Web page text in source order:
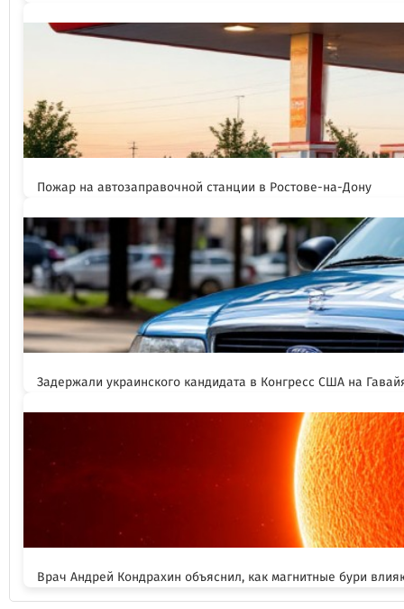
Пожар на автозаправочной станции в Ростове-на-Дону
Задержали украинского кандидата в Конгресс США на
Врач Андрей Кондрахин объяснил, как магнитные бури